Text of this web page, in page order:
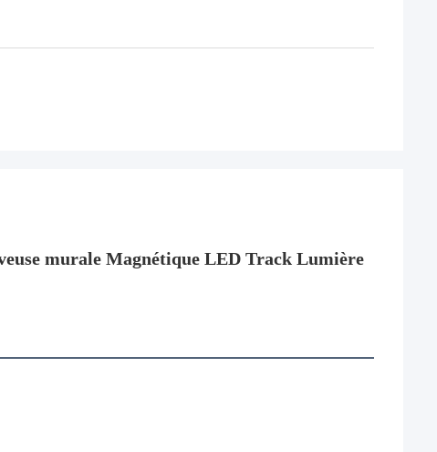
murale Magnétique LED Track Lumière